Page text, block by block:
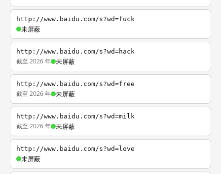
http://www.baidu.com/s?wd=fuck
未屏蔽
http://www.baidu.com/s?wd=hack
截至 2026 年 未屏蔽
http://www.baidu.com/s?wd=free
截至 2026 年 未屏蔽
http://www.baidu.com/s?wd=milk
截至 2026 年 未屏蔽
http://www.baidu.com/s?wd=love
未屏蔽